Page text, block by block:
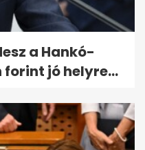
a Hankó-
jó helyre...